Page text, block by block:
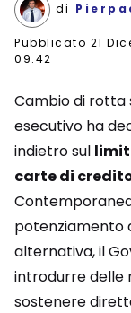
di
Pubblicato 21
09:42
Cambio di rotta
esecutivo ha
indietro sul
carte di
potenziamento
alternativa, il
introdurre delle
sostenere